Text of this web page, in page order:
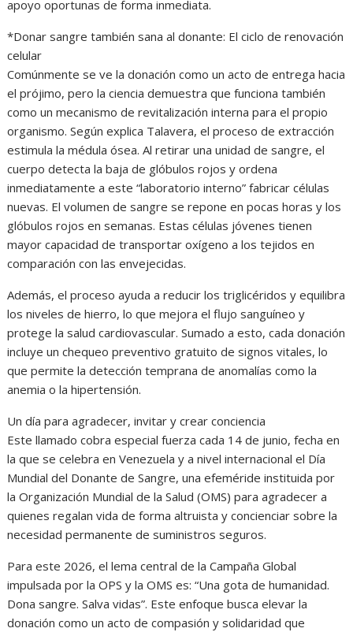
apoyo oportunas de forma inmediata.
*Donar sangre también sana al donante: El ciclo de renovación
celular
Comúnmente se ve la donación como un acto de entrega hacia
el prójimo, pero la ciencia demuestra que funciona también
como un mecanismo de revitalización interna para el propio
organismo. Según explica Talavera, el proceso de extracción
estimula la médula ósea. Al retirar una unidad de sangre, el
cuerpo detecta la baja de glóbulos rojos y ordena
inmediatamente a este “laboratorio interno” fabricar células
nuevas. El volumen de sangre se repone en pocas horas y los
glóbulos rojos en semanas. Estas células jóvenes tienen
mayor capacidad de transportar oxígeno a los tejidos en
comparación con las envejecidas.
Además, el proceso ayuda a reducir los triglicéridos y equilibra
los niveles de hierro, lo que mejora el flujo sanguíneo y
protege la salud cardiovascular. Sumado a esto, cada donación
incluye un chequeo preventivo gratuito de signos vitales, lo
que permite la detección temprana de anomalías como la
anemia o la hipertensión.
Un día para agradecer, invitar y crear conciencia
Este llamado cobra especial fuerza cada 14 de junio, fecha en
la que se celebra en Venezuela y a nivel internacional el Día
Mundial del Donante de Sangre, una efeméride instituida por
la Organización Mundial de la Salud (OMS) para agradecer a
quienes regalan vida de forma altruista y concienciar sobre la
necesidad permanente de suministros seguros.
Para este 2026, el lema central de la Campaña Global
impulsada por la OPS y la OMS es: “Una gota de humanidad.
Dona sangre. Salva vidas”. Este enfoque busca elevar la
donación como un acto de compasión y solidaridad que